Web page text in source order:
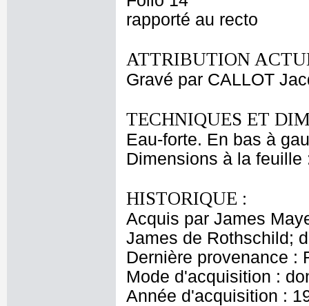
rapporté au recto
ATTRIBUTION
Gravé par CALLOT
TECHNIQUES ET
Eau-forte. En bas à
Dimensions à la
HISTORIQUE :
Acquis par James
James de Rothschild;
Dernière provenance :
Mode d'acquisition :
Année d'acquisition :